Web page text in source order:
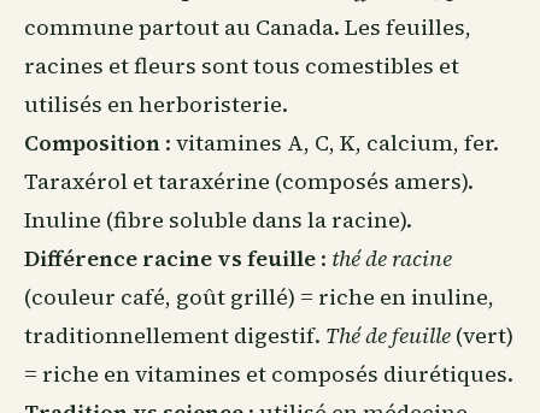
commune partout au Canada. Les feuilles,
racines et fleurs sont tous comestibles et
utilisés en herboristerie.
Composition : vitamines A, C, K, calcium, fer.
Taraxérol et taraxérine (composés amers).
Inuline (fibre soluble dans la racine).
Différence racine vs feuille : thé de racine
(couleur café, goût grillé) = riche en inuline,
traditionnellement digestif. Thé de feuille (vert)
= riche en vitamines et composés diurétiques.